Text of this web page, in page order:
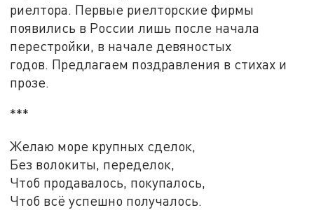
риелтора. Первые риелторские фирмы
появились в России лишь после начала
перестройки, в начале девяностых
годов. Предлагаем поздравления в стихах и
прозе.
***
Желаю море крупных сделок,
Без волокиты, переделок,
Чтоб продавалось, покупалось,
Чтоб всё успешно получалось.